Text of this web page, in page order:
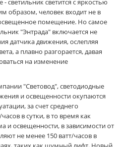
светильник светится с яркостью
образом, человек входит не в
помещение. Но самое
"Энтрада" включается не
датчика движения, ослепляя
а плавно разгорается, давая
на изменение
"Световод", светодиодные
и освещенности окупаются
за счет среднего
в сутки, в то время как
и освещенности, в зависимости от
не менее 150 ватт/часов в